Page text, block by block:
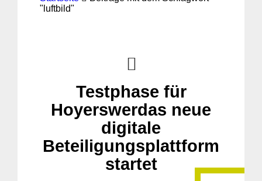
"luftbild"
Testphase für
Hoyerswerdas neue
digitale
Beteiligungsplattform
startet